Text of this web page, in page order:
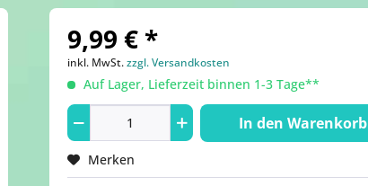
9,99 € *
inkl. MwSt.zzgl. Versandkosten
Auf Lager, Lieferzeit binnen 1-3 Tage**
In den Warenkorb
Merken